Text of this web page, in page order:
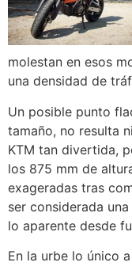
molestan en esos
una densidad de
Un posible punto
tamaño, no resulta
KTM tan divertida,
los 875 mm de
exageradas tras
ser considerada
lo aparente desde
En la urbe lo único